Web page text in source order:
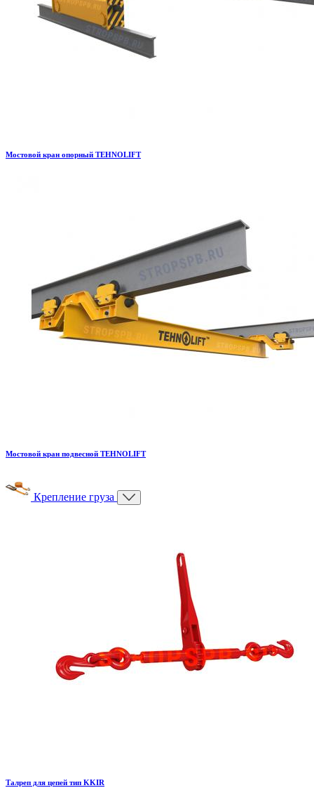
Мостовой кран опорный TEHNOLIFT
Мостовой кран подвесной TEHNOLIFT
Крепление груза
Талреп для цепей тип KKIR